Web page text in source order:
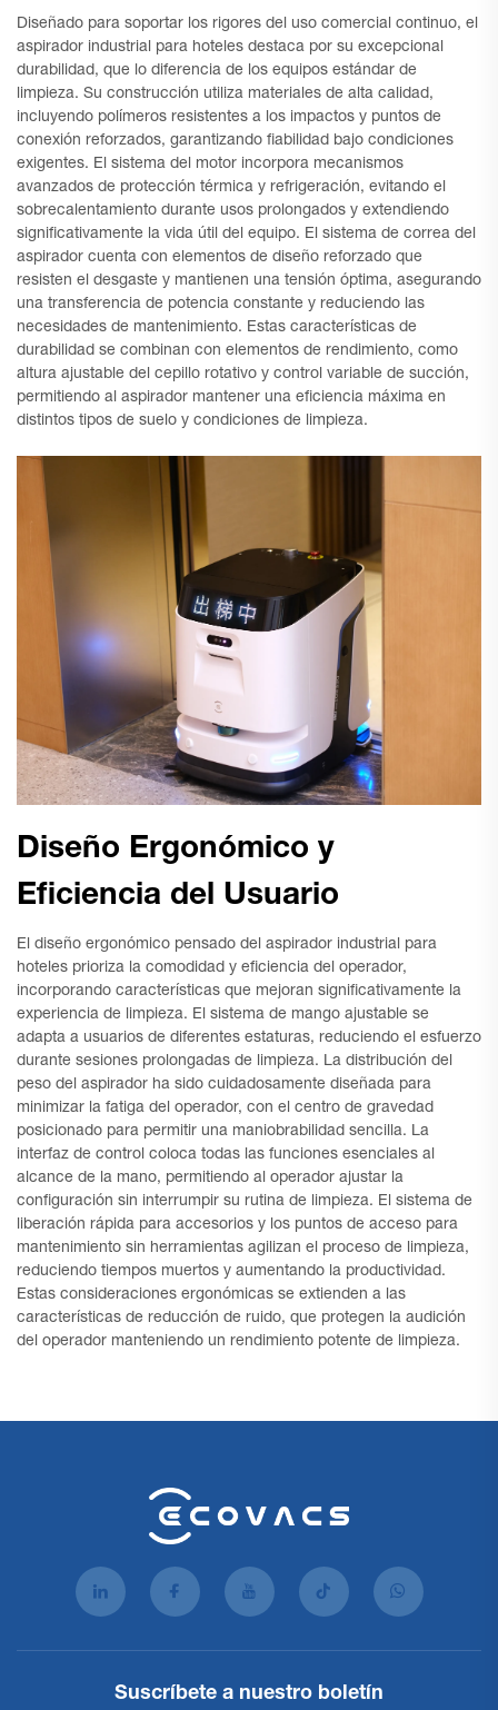
Diseñado para soportar los rigores del uso comercial continuo, el
aspirador industrial para hoteles destaca por su excepcional
durabilidad, que lo diferencia de los equipos estándar de
limpieza. Su construcción utiliza materiales de alta calidad,
incluyendo polímeros resistentes a los impactos y puntos de
conexión reforzados, garantizando fiabilidad bajo condiciones
exigentes. El sistema del motor incorpora mecanismos
avanzados de protección térmica y refrigeración, evitando el
sobrecalentamiento durante usos prolongados y extendiendo
significativamente la vida útil del equipo. El sistema de correa del
aspirador cuenta con elementos de diseño reforzado que
resisten el desgaste y mantienen una tensión óptima, asegurando
una transferencia de potencia constante y reduciendo las
necesidades de mantenimiento. Estas características de
durabilidad se combinan con elementos de rendimiento, como
altura ajustable del cepillo rotativo y control variable de succión,
permitiendo al aspirador mantener una eficiencia máxima en
distintos tipos de suelo y condiciones de limpieza.
Diseño Ergonómico y
Eficiencia del Usuario
El diseño ergonómico pensado del aspirador industrial para
hoteles prioriza la comodidad y eficiencia del operador,
incorporando características que mejoran significativamente la
experiencia de limpieza. El sistema de mango ajustable se
adapta a usuarios de diferentes estaturas, reduciendo el esfuerzo
durante sesiones prolongadas de limpieza. La distribución del
peso del aspirador ha sido cuidadosamente diseñada para
minimizar la fatiga del operador, con el centro de gravedad
posicionado para permitir una maniobrabilidad sencilla. La
interfaz de control coloca todas las funciones esenciales al
alcance de la mano, permitiendo al operador ajustar la
configuración sin interrumpir su rutina de limpieza. El sistema de
liberación rápida para accesorios y los puntos de acceso para
mantenimiento sin herramientas agilizan el proceso de limpieza,
reduciendo tiempos muertos y aumentando la productividad.
Estas consideraciones ergonómicas se extienden a las
características de reducción de ruido, que protegen la audición
del operador manteniendo un rendimiento potente de limpieza.
Suscríbete a nuestro boletín